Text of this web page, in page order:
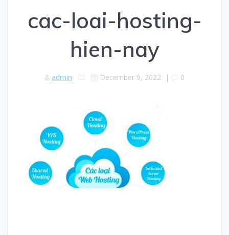
cac-loai-hosting-
hien-nay
admin December 9, 2022 | 0